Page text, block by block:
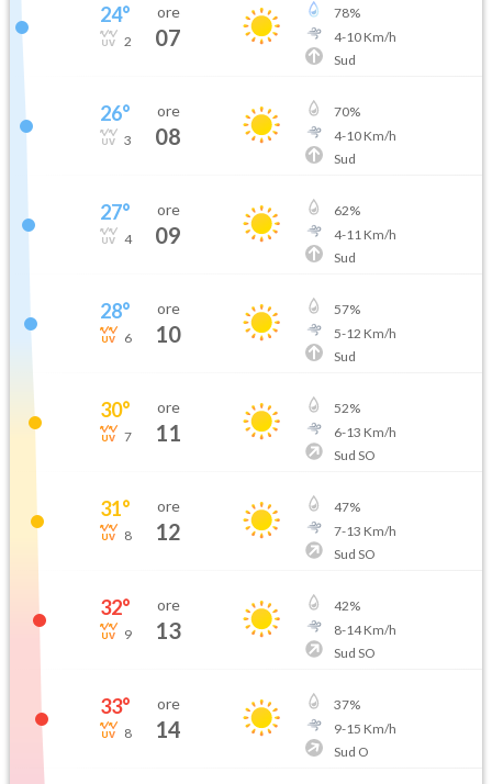
24°
2
ore
07
78%
4-10Km/h
Sud
26°
3
ore
08
70%
4-10Km/h
Sud
27°
4
ore
09
62%
4-11 Km/h
Sud
28°
6
ore
10
57%
5-12 Km/h
Sud
30°
7
ore
11
52%
6-13 Km/h
Sud SO
31°
8
ore
12
47%
7-13 Km/h
Sud SO
32°
9
ore
13
42%
8-14Km/h
Sud SO
33°
8
ore
14
37%
9-15 Km/h
Sud O